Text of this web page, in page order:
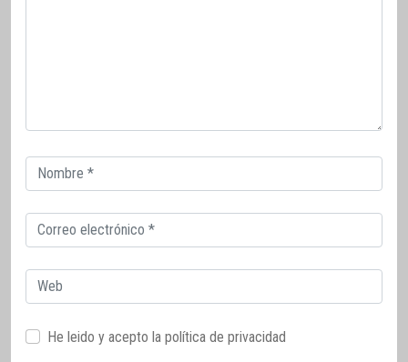
Correo
electrónico
Correo
electrónico
Web
He leido y acepto la política de privacidad